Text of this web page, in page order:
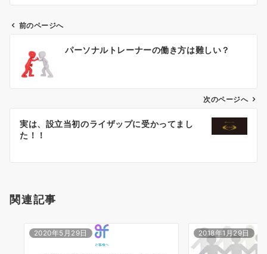
ン
前のページへ
パーソナルトレーナーの働き方は難しい？
次のページへ
実は、設立当初のライザップに受かってまし
た！！
関連記事
2020年5月29日 2018年1月29日